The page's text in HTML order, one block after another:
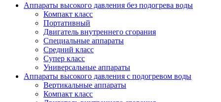
Аппараты высокого давления без подогрева воды
Компакт класс
Портативный
Двигатель внутреннего сгорания
Специальные аппараты
Средний класс
Супер класс
Универсальные аппараты
Аппараты высокого давления с подогревом воды
Вертикальные аппараты
Компакт класс